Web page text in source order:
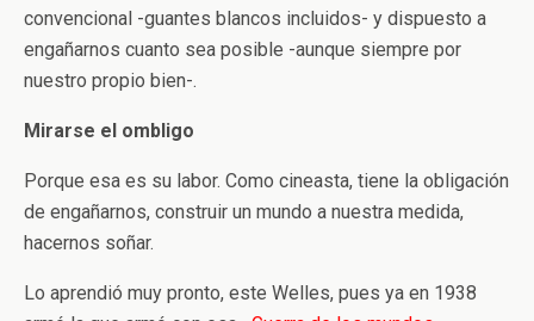
convencional -guantes blancos incluidos- y dispuesto a
engañarnos cuanto sea posible -aunque siempre por
nuestro propio bien-.
Mirarse el ombligo
Porque esa es su labor. Como cineasta, tiene la obligación
de engañarnos, construir un mundo a nuestra medida,
hacernos soñar.
Lo aprendió muy pronto, este Welles, pues ya en 1938